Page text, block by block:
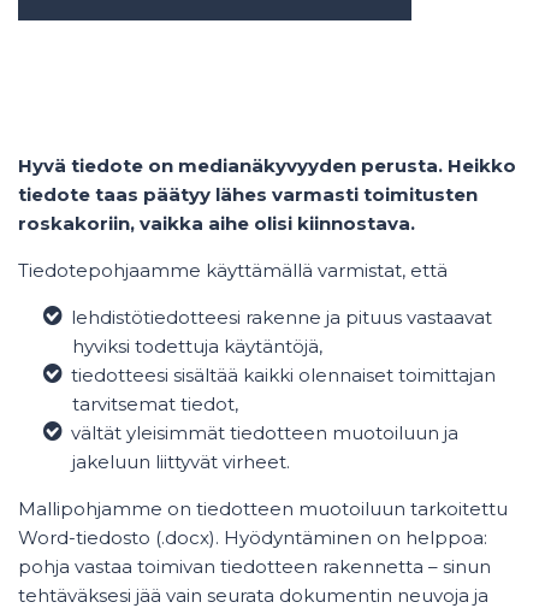
Hyvä tiedote on medianäkyvyyden perusta. Heikko
tiedote taas päätyy lähes varmasti toimitusten
roskakoriin, vaikka aihe olisi kiinnostava.
Tiedotepohjaamme käyttämällä varmistat, että
lehdistötiedotteesi rakenne ja pituus vastaavat
hyviksi todettuja käytäntöjä,
tiedotteesi sisältää kaikki olennaiset toimittajan
tarvitsemat tiedot,
vältät yleisimmät tiedotteen muotoiluun ja
jakeluun liittyvät virheet.
Mallipohjamme on tiedotteen muotoiluun tarkoitettu
Word-tiedosto (.docx). Hyödyntäminen on helppoa:
pohja vastaa toimivan tiedotteen rakennetta – sinun
tehtäväksesi jää vain seurata dokumentin neuvoja ja